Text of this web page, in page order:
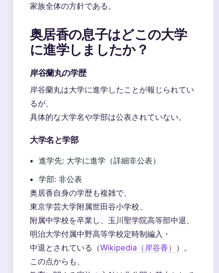
家族全体の方針である。
奥居香の息子はどこの大学
に進学しましたか？
岸谷蘭丸の学歴
岸谷蘭丸は大学に進学したことが報じられてい
るが、
具体的な大学名や学部は公表されていない。
大学名と学部
進学先: 大学に進学（詳細非公表）
学部: 非公表
奥居香自身の学歴も複雑で、
東京学芸大学附属世田谷小学校、
附属中学校を卒業し、玉川聖学院高等部中退、
明治大学付属中野高等学校定時制編入・
中退とされている（Wikipedia（岸谷香） ）。
この点からも、